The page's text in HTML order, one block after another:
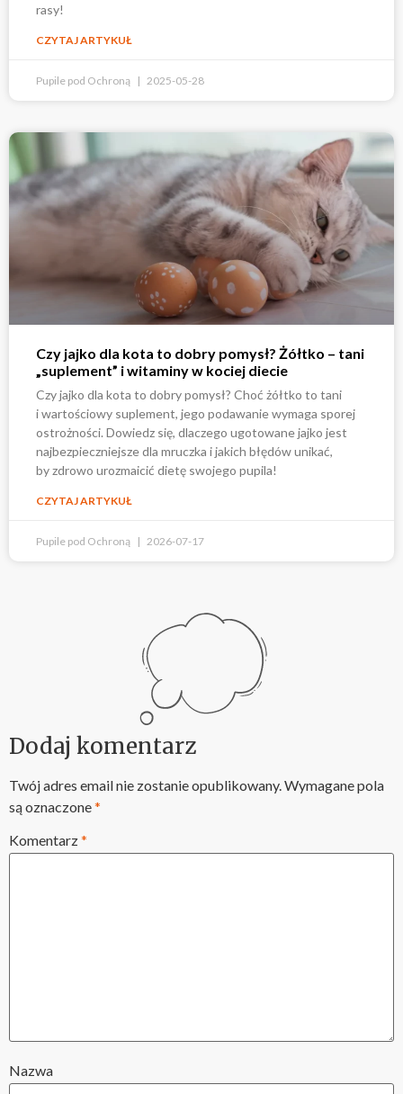
rasy!
CZYTAJ ARTYKUŁ
Pupile pod Ochroną 2025-05-28
Czy jajko dla kota to dobry pomysł? Żółtko – tani
„suplement” i witaminy w kociej diecie
Czy jajko dla kota to dobry pomysł? Choć żółtko to tani
i wartościowy suplement, jego podawanie wymaga sporej
ostrożności. Dowiedz się, dlaczego ugotowane jajko jest
najbezpieczniejsze dla mruczka i jakich błędów unikać,
by zdrowo urozmaicić dietę swojego pupila!
CZYTAJ ARTYKUŁ
Pupile pod Ochroną 2026-07-17
Dodaj komentarz
Twój adres email nie zostanie opublikowany.Wymagane pola
są oznaczone*
Komentarz*
Nazwa